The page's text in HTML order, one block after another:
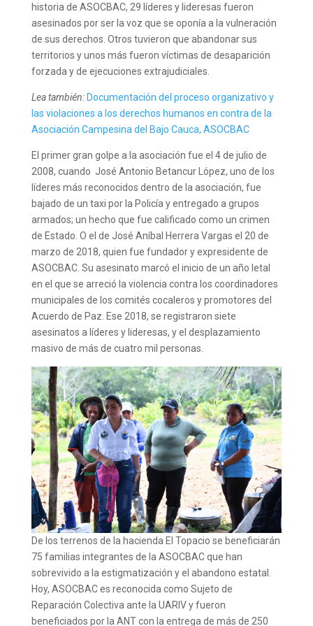
historia de ASOCBAC, 29 líderes y lideresas fueron
asesinados por ser la voz que se oponía a la vulneración
de sus derechos. Otros tuvieron que abandonar sus
territorios y unos más fueron víctimas de desaparición
forzada y de ejecuciones extrajudiciales.
Lea también: Documentación del proceso organizativo y
las violaciones a los derechos humanos en contra de la
Asociación Campesina del Bajo Cauca, ASOCBAC
El primer gran golpe a la asociación fue el 4 de julio de
2008, cuando José Antonio Betancur López, uno de los
líderes más reconocidos dentro de la asociación, fue
bajado de un taxi por la Policía y entregado a grupos
armados; un hecho que fue calificado como un crimen
de Estado. O el de José Aníbal Herrera Vargas el 20 de
marzo de 2018, quien fue fundador y expresidente de
ASOCBAC. Su asesinato marcó el inicio de un año letal
en el que se arreció la violencia contra los coordinadores
municipales de los comités cocaleros y promotores del
Acuerdo de Paz. Ese 2018, se registraron siete
asesinatos a líderes y lideresas, y el desplazamiento
masivo de más de cuatro mil personas.
De los terrenos de la hacienda El Topacio se beneficiarán
75 familias integrantes de la ASOCBAC que han
sobrevivido a la estigmatización y el abandono estatal.
Hoy, ASOCBAC es reconocida como Sujeto de
Reparación Colectiva ante la UARIV y fueron
beneficiados por la ANT con la entrega de más de 250